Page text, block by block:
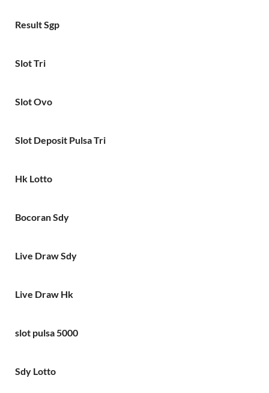
Result Sgp
Slot Tri
Slot Ovo
Slot Deposit Pulsa Tri
Hk Lotto
Bocoran Sdy
Live Draw Sdy
Live Draw Hk
slot pulsa 5000
Sdy Lotto